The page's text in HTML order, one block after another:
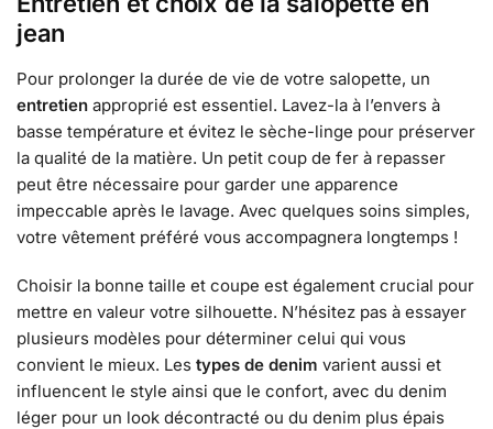
jean
Pour prolonger la durée de vie de votre salopette, un
entretien approprié est essentiel. Lavez-la à l’envers à
basse température et évitez le sèche-linge pour préserver
la qualité de la matière. Un petit coup de fer à repasser
peut être nécessaire pour garder une apparence
impeccable après le lavage. Avec quelques soins simples,
votre vêtement préféré vous accompagnera longtemps !
Choisir la bonne taille et coupe est également crucial pour
mettre en valeur votre silhouette. N’hésitez pas à essayer
plusieurs modèles pour déterminer celui qui vous
convient le mieux. Les types de denim varient aussi et
influencent le style ainsi que le confort, avec du denim
léger pour un look décontracté ou du denim plus épais